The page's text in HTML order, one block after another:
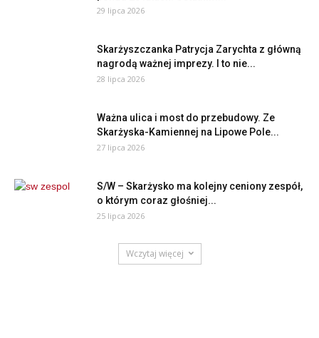
29 lipca 2026
Skarżyszczanka Patrycja Zarychta z główną
nagrodą ważnej imprezy. I to nie...
28 lipca 2026
Ważna ulica i most do przebudowy. Ze
Skarżyska-Kamiennej na Lipowe Pole...
27 lipca 2026
S/W – Skarżysko ma kolejny ceniony zespół,
o którym coraz głośniej...
25 lipca 2026
Wczytaj więcej